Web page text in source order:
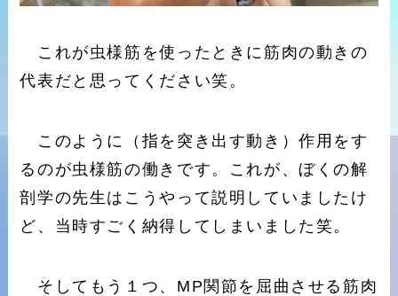
これが虫様筋を使ったときに筋肉の動きの
代表だと思ってください笑。
このように（指を突き出す動き）作用をす
るのが虫様筋の働きです。これが、ぼくの解
剖学の先生はこうやって説明していましたけ
ど、当時すごく納得してしまいました笑。
そしてもう１つ、MP関節を屈曲させる筋肉